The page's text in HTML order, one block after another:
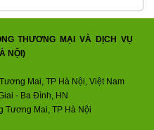
THƯƠNG MẠI VÀ DỊCH VỤ
NỘI)
Mai, TP Hà Nội, Việt Nam
- Ba Đình, HN
Tương Mai, TP Hà Nội